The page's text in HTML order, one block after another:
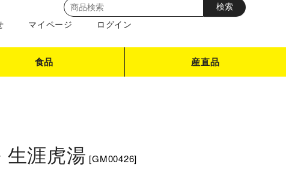
マイページ
ログイン
食品 産直品
涯虎湯 [GM00426]